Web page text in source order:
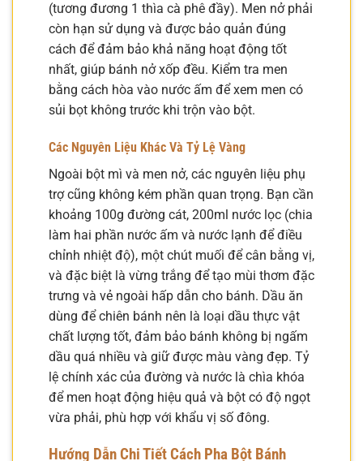
(tương đương 1 thìa cà phê đầy). Men nở phải
còn hạn sử dụng và được bảo quản đúng
cách để đảm bảo khả năng hoạt động tốt
nhất, giúp bánh nở xốp đều. Kiểm tra men
bằng cách hòa vào nước ấm để xem men có
sủi bọt không trước khi trộn vào bột.
Các Nguyên Liệu Khác Và Tỷ Lệ Vàng
Ngoài bột mì và men nở, các nguyên liệu phụ
trợ cũng không kém phần quan trọng. Bạn cần
khoảng 100g đường cát, 200ml nước lọc (chia
làm hai phần nước ấm và nước lạnh để điều
chỉnh nhiệt độ), một chút muối để cân bằng vị,
và đặc biệt là vừng trắng để tạo mùi thơm đặc
trưng và vẻ ngoài hấp dẫn cho bánh. Dầu ăn
dùng để chiên bánh nên là loại dầu thực vật
chất lượng tốt, đảm bảo bánh không bị ngấm
dầu quá nhiều và giữ được màu vàng đẹp. Tỷ
lệ chính xác của đường và nước là chìa khóa
để men hoạt động hiệu quả và bột có độ ngọt
vừa phải, phù hợp với khẩu vị số đông.
Hướng Dẫn Chi Tiết Cách Pha Bột Bánh